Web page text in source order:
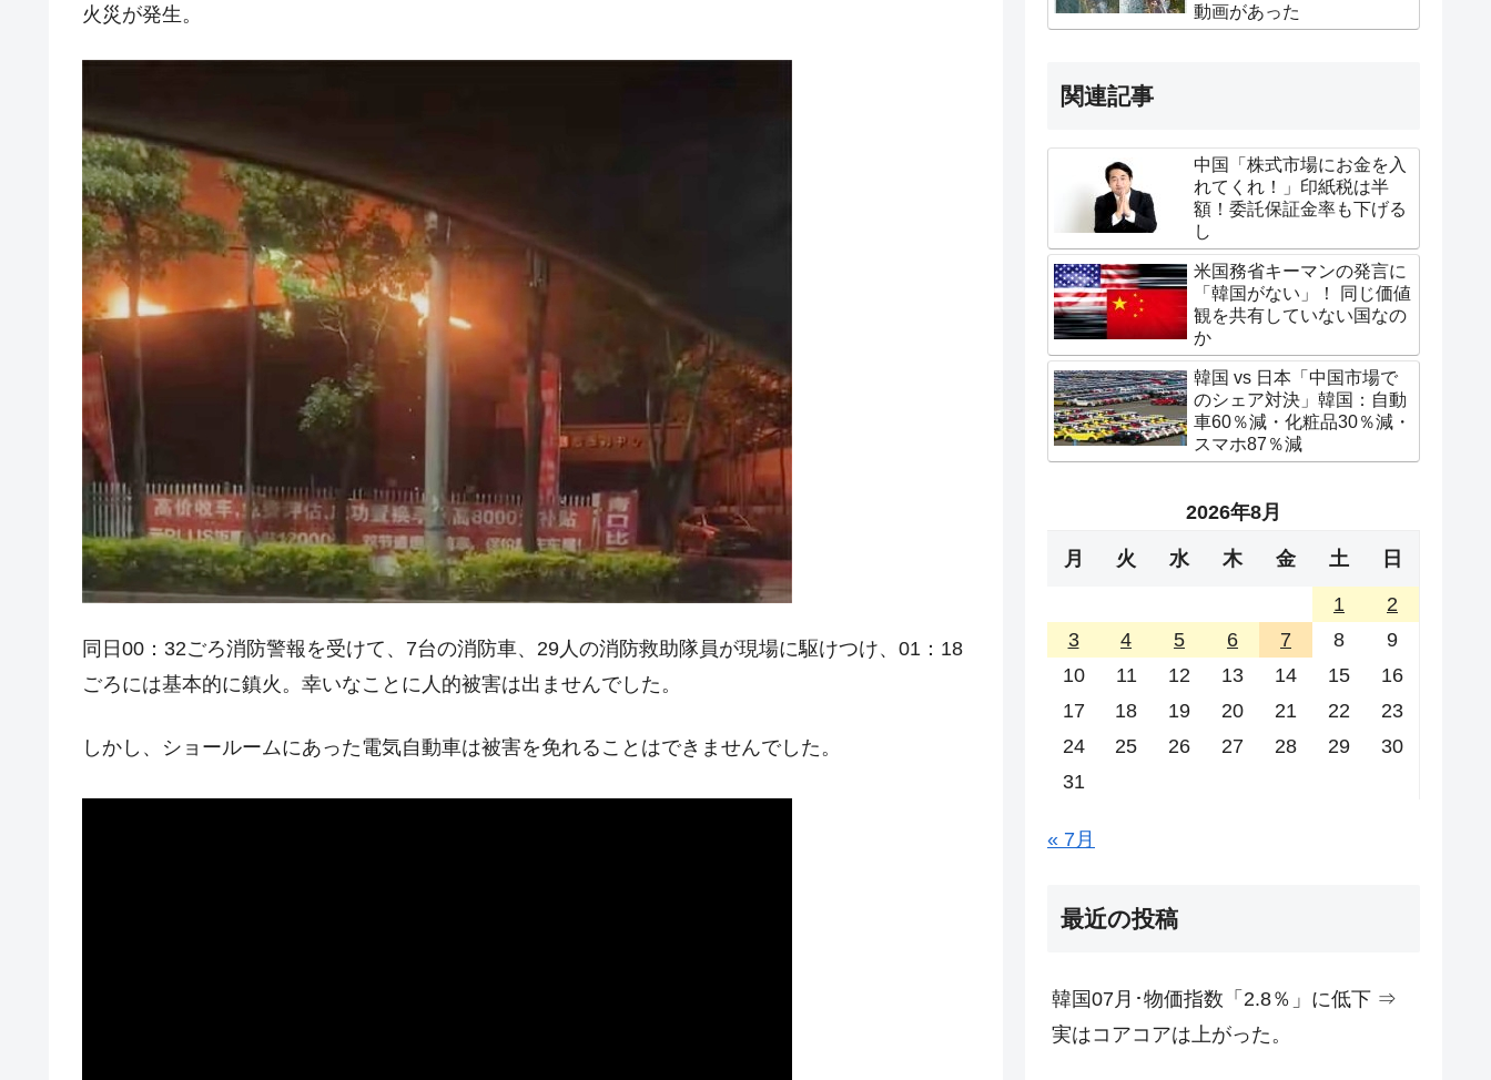
壟断
『Money1』
『Money1』 【米韓激突案件】韓国消費者院が『クーパン』1人当たり賠償10万ウォンを認定 ⇒ 総額3兆7,000億
『Money1』 韓国で猛暑。南東部では干ばつ
『Money1』 韓国型イージス搭載の次世代駆逐艦「KDDX」1番艦、2032年竣工と公示
『Money1』 【対日本円】ウォン安が急進！ 日米の協調に韓国がいっちょがみしたのでは。
『Money1』
韓国政府『BYD』車への補助金を全廃 ⇒ 実は韓国で『BYD』車は売れている。6カ月で対前年同期比
1.9倍！
『Money1』
在韓米国大使スティールが着韓！⇒ さっそく空港に詰めかけ「出て行け！」「極右勢力」のプラカー
ドを掲げる「在韓反米勢力」
『Money1』 韓国政府「2035年までに18.4GW規模のAIデータセンター整備」⇒ だから無理だってば。
『Money1』 JPモルガン「韓国レバレッジETFの清算はほぼ終わった」
『Money1』 韓国『国民年金公団』株価暴落で200兆蒸発。
『Money1』 韓国政府「ニセＫ-ブランドを通報しようキャンペーン」⇒ あの名物教授も登場！
『Money1』 韓国「橋が落ちました」⇒ 耐久性「なさすぎ」では。
『Money1』 韓国鉄鋼最大手『POSCO』ズブズブ沈む。営業利益80.2％も減少
する差別。許してはおかぬ
火災が発生。
同日00：32ごろ消防警報を受けて、7台の消防車、29人の消防救助隊員が現場に駆けつけ、01：18
ごろには基本的に鎮火。幸いなことに人的被害は出ませんでした。
しかし、ショールームにあった電気自動車は被害を免れることはできませんでした。
動画があった
関連記事
中国「株式市場にお金を入
れてくれ！」印紙税は半
額！委託保証金率も下げる
し
米国務省キーマンの発言に
「韓国がない」！ 同じ価値
観を共有していない国なの
か
韓国 vs 日本「中国市場で
のシェア対決」韓国：自動
車60％減・化粧品30％減・
スマホ87％減
2026年8月
月 火 水 木 金 土 日
1
2
3
4 5 6 7 8
9
10
11 12 13 14 15
16
17
18 19 20 21 22
23
24
25 26 27 28 29
30
31
« 7月
最近の投稿
韓国07月･物価指数「2.8％」に低下 ⇒
実はコアコアは上がった。